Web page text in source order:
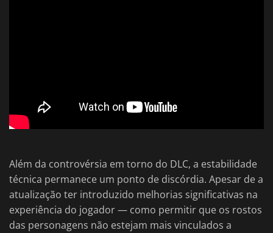
Além da controvérsia em torno do DLC, a estabilidade
técnica permanece um ponto de discórdia. Apesar de a
atualização ter introduzido melhorias significativas na
experiência do jogador — como permitir que os rostos
das personagens não estejam mais vinculados a